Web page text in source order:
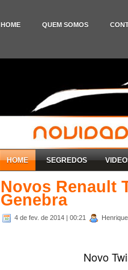
HOME QUEM SOMOS
HOME SEGREDOS
Novos Renault
Genebra
4 de fev. de 2014 | 00:21
Novo